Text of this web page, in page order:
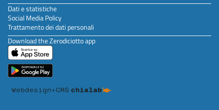
Dati e statistiche
Social Media Policy
Trattamento dei dati personali
Download the Zerodiciotto app